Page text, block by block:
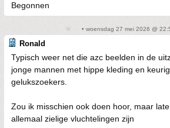
Begonnen
• woensdag 27 mei 2026 @
Ronald
Typisch weer net die azc beelden in de
jonge mannen met hippe kleding en
gelukszoekers.
Zou ik misschien ook doen hoor, maar
allemaal zielige vluchtelingen zijn